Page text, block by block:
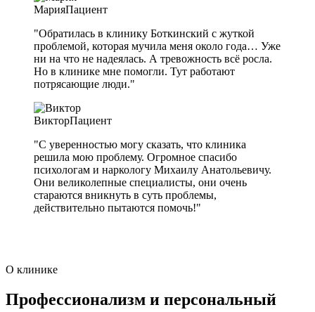
МарияПациент
"Обратилась в клинику Боткинский с жуткой
проблемой, которая мучила меня около года… Уже
ни на что не надеялась. А тревожность всё росла.
Но в клинике мне помогли. Тут работают
потрясающие люди."
ВикторПациент
"С уверенностью могу сказать, что клиника
решила мою проблему. Огромное спасибо
психологам и наркологу Михаилу Анатольевичу.
Они великолепные специалисты, они очень
стараются вникнуть в суть проблемы,
действительно пытаются помочь!"
О клинике
Профессионализм и персональный